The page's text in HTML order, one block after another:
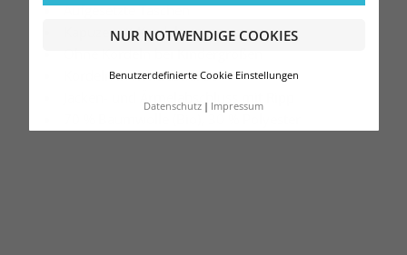
NUR NOTWENDIGE COOKIES
Benutzerdefinierte Cookie Einstellungen
Datenschutz Impressum
Aufgesetzte Taschen
Kapuze mit Kordelzug
Kordeln in Kontrastfarbe